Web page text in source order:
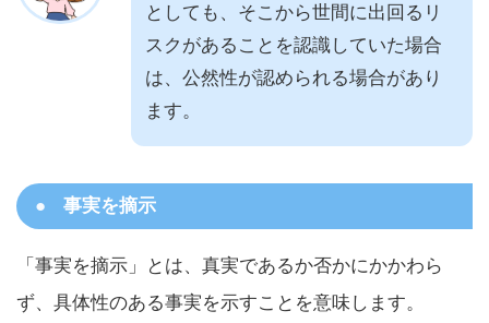
としても、そこから世間に出回るリ
スクがあることを認識していた場合
は、公然性が認められる場合があり
ます。
事実を摘示
「事実を摘示」とは、真実であるか否かにかかわら
ず、具体性のある事実を示すことを意味します。